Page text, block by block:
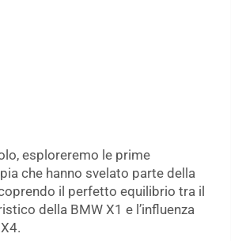
esploreremo le prime
che hanno svelato parte della
il perfetto equilibrio tra il
della BMW X1 e l’influenza